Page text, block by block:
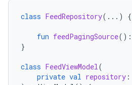
class FeedRepository(...) {
fun feedPagingSource():
}
class FeedViewModel(
private val repository :